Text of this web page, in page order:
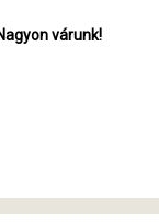
várunk!